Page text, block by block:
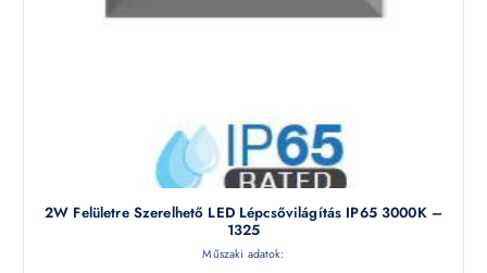
2W Felületre Szerelhető LED Lépcsővilágítás IP65 3000K –
1325
Műszaki adatok: